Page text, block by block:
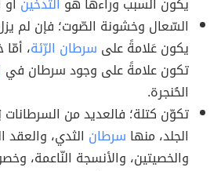
السّعال وخشونة الصّوت؛ فإن لم
يكون عَلامةً على سرطان الرّئة،
تكون علامةً على وجود سرطان في
الحُنجرة.
تكوّن كتلة؛ فالعديد من
الجلد، منها سرطان الثدي، والعقد
والخصيتين، والأنسجة النّاعمة،